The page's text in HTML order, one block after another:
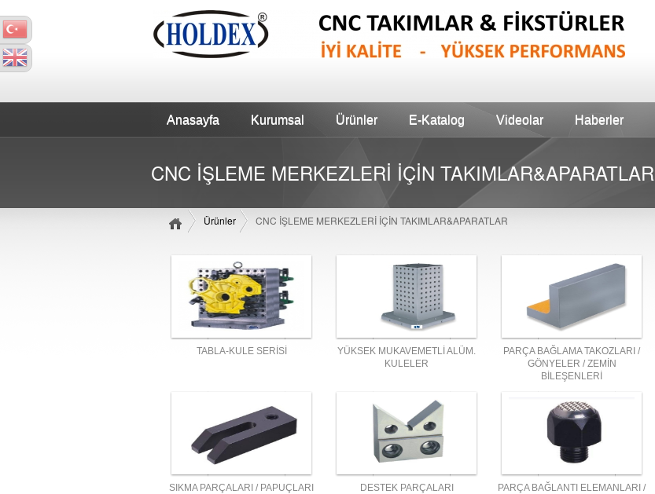
Anasayfa Kurumsal Ürünler E-Katalog Videolar Haberler
CNC İŞLEME MERKEZLERİ İÇİN TAKIMLAR&APARATLAR
Ürünler CNC İŞLEME MERKEZLERİ İÇİN TAKIMLAR&APARATLAR
TABLA-KULE SERİSİ
YÜKSEK MUKAVEMETLİ ALÜM.
KULELER
PARÇA BAĞLAMA TAKOZLARI /
GÖNYELER / ZEMİN
BİLEŞENLERİ
SIKMA PARÇALARI / PAPUÇLARI DESTEK PARÇALARI
PARÇA BAĞLANTI ELEMANLARI /